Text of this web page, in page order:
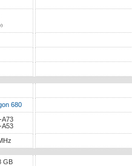
680
A73
A53
GB